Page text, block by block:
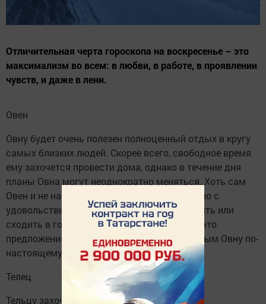
Отличительная черта гороскопа на воскресенье – это
максимализм во всем: в любви, в работе, в проявлении
чувств, и даже в лени.
Овен
Овну будет очень полезен полноценный отдых в кругу
самых близких людей. Скорее всего, свободное время
ему захочется провести дома, однако в течение дня
планы Овна могут неоднократно меняться. Хоть сам
Овен и не настроен проявлять инициативу, но с
удовольствием примет предложение погулять или
сходить в гости к друзьям. Главное, чтобы это
предложение исходило от человека, с которым Овну по-
настоящему комфортно.
Телец
Тельцу захочется наконец-то отдохнуть и